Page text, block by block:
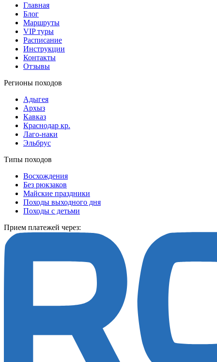
Главная
Блог
Маршруты
VIP туры
Расписание
Инструкции
Контакты
Отзывы
Регионы походов
Адыгея
Архыз
Кавказ
Краснодар кр.
Лаго-наки
Эльбрус
Типы походов
Восхождения
Без рюкзаков
Майские праздники
Походы выходного дня
Походы с детьми
Прием платежей через: